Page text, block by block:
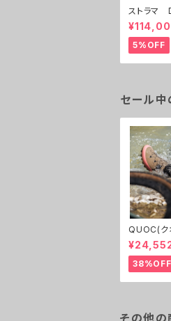
ストラ
クブラウン
イト
5%OFF
セール中
QUOC(ク
Tourer Ⅱ
38%OFF
その他の